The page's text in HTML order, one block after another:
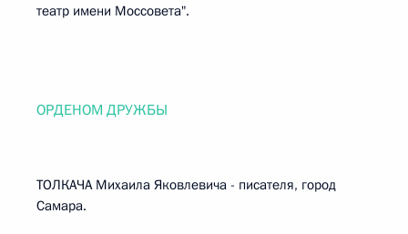
театр имени Моссовета".
ОРДЕНОМ ДРУЖБЫ
ТОЛКАЧА Михаила Яковлевича - писателя, город
Самара.